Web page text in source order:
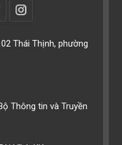
Thái Thịnh, phường
Thông tin và Truyền